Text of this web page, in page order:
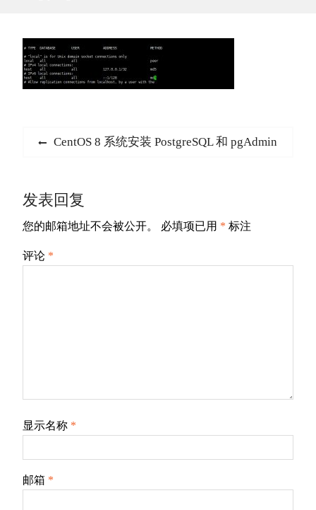
文
航
Previous
CentOS 8 系统安装 PostgreSQL 和 pgAdmin
发表回复
您的邮箱地址不会被公开。 必填项已用 * 标注
评论 *
显示名称 *
邮箱 *